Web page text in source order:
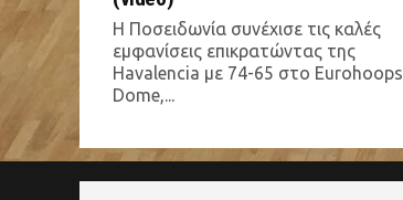
Η Ποσειδωνία συνέχισε τις καλές
εμφανίσεις επικρατώντας της
Havalencia με 74-65 στο Eurohoops
Dome,...